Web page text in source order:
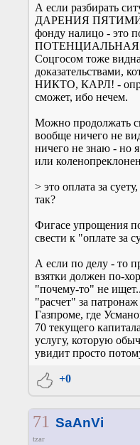
А если разбирать
ДАРЕНИЯ
фонду налицо - это
ПОТЕНЦИАЛЬНАЯ
Соцгосом тоже
доказательствами,
НИКТО, КАРЛ! -
сможет, ибо нечем.
Можно продолжать
вообще ничего не
ничего не знаю - но
или
> это оплата за
так?
Фигасе упрощения
свести к "оплате за
А если по делу - то
взятки должен по-
"почему-то" не
"расчет" за
Газпроме, где
70 текущего
услугу, которую
увидит просто
+0
71 SaAnVi
tzar